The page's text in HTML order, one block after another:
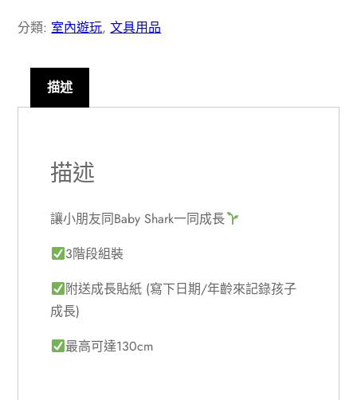
高
數
分類: 室內遊玩,文具用品
描述
描述
讓小朋友同Baby Shark一同成長
3階段組裝
附送成長貼紙 (寫下日期/年齡來記錄孩子
成長)
最高可達130cm